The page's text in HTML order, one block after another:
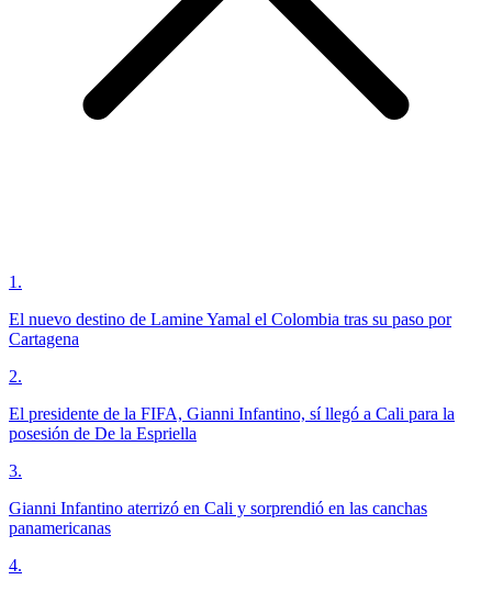
1 .
El nuevo destino de Lamine Yamal el Colombia tras su paso por
Cartagena
2.
El presidente de la FIFA, Gianni Infantino, sí llegó a Cali para la
posesión de De la Espriella
3.
Gianni Infantino aterrizó en Cali y sorprendió en las canchas
panamericanas
4.